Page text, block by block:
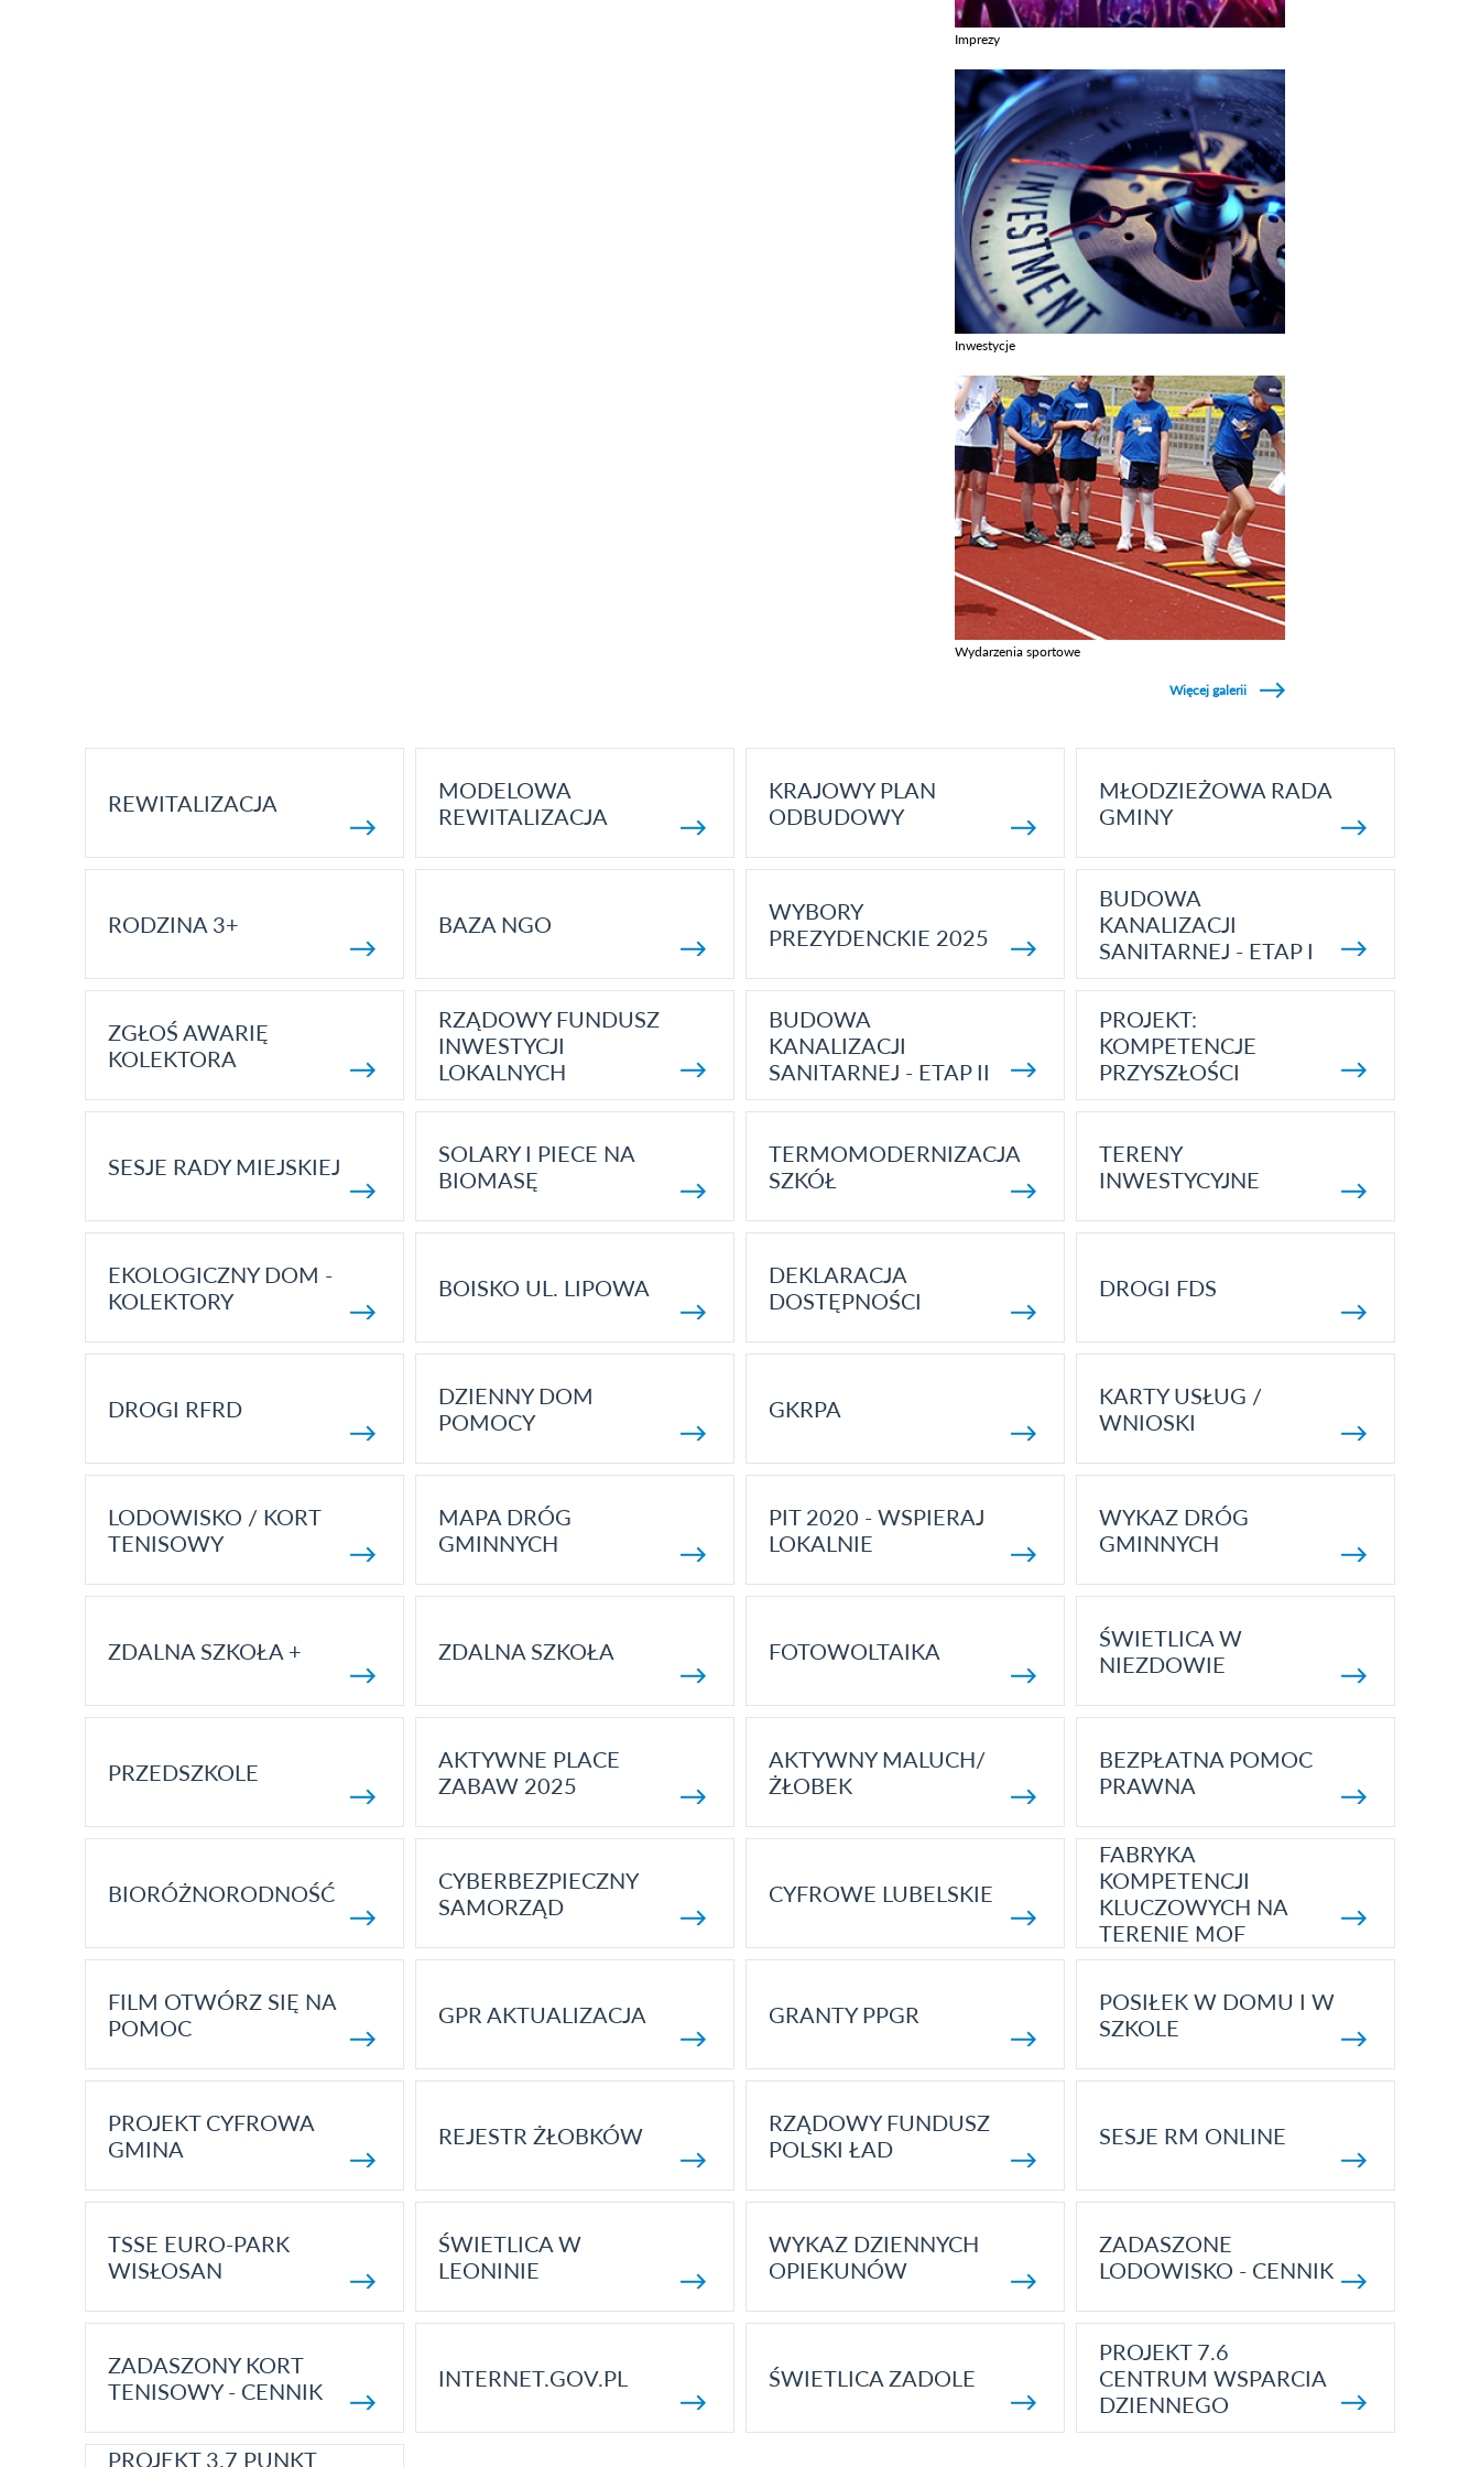
Imprezy
Inwestycje
Wydarzenia sportowe
Więcej galerii
REWITALIZACJA
MODELOWA
REWITALIZACJA
KRAJOWY PLAN
ODBUDOWY
MŁODZIEŻOWA RADA
GMINY
RODZINA 3+ BAZA NGO
WYBORY
PREZYDENCKIE 2025
BUDOWA
KANALIZACJI
SANITARNEJ - ETAP I
ZGŁOŚ AWARIĘ
KOLEKTORA
RZĄDOWY FUNDUSZ
INWESTYCJI
LOKALNYCH
BUDOWA
KANALIZACJI
SANITARNEJ - ETAP II
PROJEKT:
KOMPETENCJE
PRZYSZŁOŚCI
SESJE RADY MIEJSKIEJ
SOLARY I PIECE NA
BIOMASĘ
TERMOMODERNIZACJA
SZKÓŁ
TERENY
INWESTYCYJNE
EKOLOGICZNY DOM -
KOLEKTORY
BOISKO UL. LIPOWA
DEKLARACJA
DOSTĘPNOŚCI
DROGI FDS
DROGI RFRD
DZIENNY DOM
POMOCY
GKRPA
KARTY USŁUG /
WNIOSKI
LODOWISKO / KORT
TENISOWY
MAPA DRÓG
GMINNYCH
PIT 2020 - WSPIERAJ
LOKALNIE
WYKAZ DRÓG
GMINNYCH
ZDALNA SZKOŁA + ZDALNA SZKOŁA FOTOWOLTAIKA
ŚWIETLICA W
NIEZDOWIE
PRZEDSZKOLE
AKTYWNE PLACE
ZABAW 2025
AKTYWNY MALUCH/
ŻŁOBEK
BEZPŁATNA POMOC
PRAWNA
BIORÓŻNORODNOŚĆ
CYBERBEZPIECZNY
SAMORZĄD
CYFROWE LUBELSKIE
FABRYKA
KOMPETENCJI
KLUCZOWYCH NA
TERENIE MOF
FILM OTWÓRZ SIĘ NA
POMOC
GPR AKTUALIZACJA GRANTY PPGR
POSIŁEK W DOMU I W
SZKOLE
PROJEKT CYFROWA
GMINA
REJESTR ŻŁOBKÓW
RZĄDOWY FUNDUSZ
POLSKI ŁAD
SESJE RM ONLINE
TSSE EURO-PARK
WISŁOSAN
ŚWIETLICA W
LEONINIE
WYKAZ DZIENNYCH
OPIEKUNÓW
ZADASZONE
LODOWISKO - CENNIK
ZADASZONY KORT
TENISOWY - CENNIK
INTERNET.GOV.PL ŚWIETLICA ZADOLE
PROJEKT 7.6
CENTRUM WSPARCIA
DZIENNEGO
PROJEKT 3.7 PUNKT